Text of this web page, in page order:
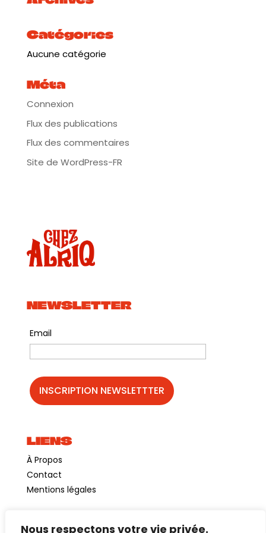
Nous respectons votre vie privée.
Catégories
Aucune catégorie
Méta
Connexion
Flux des publications
Flux des commentaires
Site de WordPress-FR
NEWSLETTER
Email
LIENS
À Propos
Contact
Mentions légales
©GuinguetteChezAlriq2026